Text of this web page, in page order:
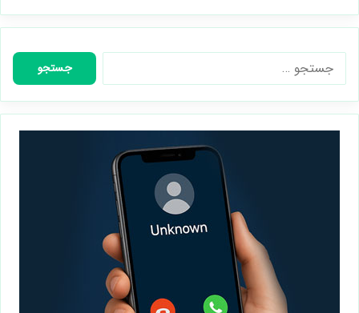
جستجو
برای: